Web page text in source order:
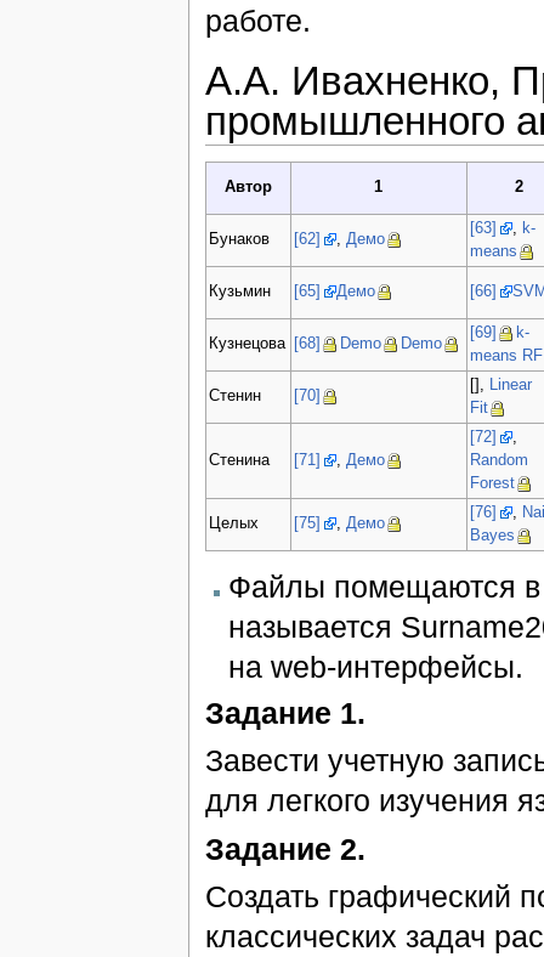
работе.
А.А. Ивахненко,
промышленного
Автор 1 2
Бунаков [62] ,Демо
[63] , k-
means
Кузьмин [65] Демо [66]
Кузнецова [68] Demo Demo
[69]
k-
means RF
Стенин [70]
[], Linear
Fit
Стенина [71] ,Демо
[72]
,
Random
Forest
Целых [75] ,Демо
[76] ,
Bayes
Файлы помещаются в
называется
на web-интерфейсы.
Задание 1.
Завести учетную
для легкого изучения
Задание 2.
Создать графический
классических задач